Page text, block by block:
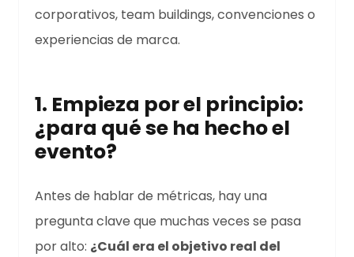
corporativos, team buildings, convenciones o
experiencias de marca.
1. Empieza por el principio:
¿para qué se ha hecho el
evento?
Antes de hablar de métricas, hay una
pregunta clave que muchas veces se pasa
por alto: ¿Cuál era el objetivo real del